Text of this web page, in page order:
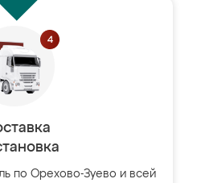
по Орехово-Зуево и всей